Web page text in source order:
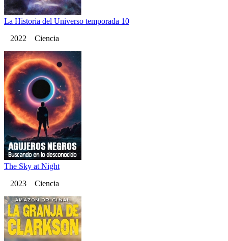
La Historia del Universo temporada 10
2022 Ciencia
The Sky at Night
2023 Ciencia